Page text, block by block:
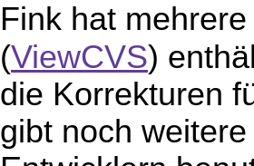
Fink hat
(ViewCVS)
die Korrekturen
gibt noch